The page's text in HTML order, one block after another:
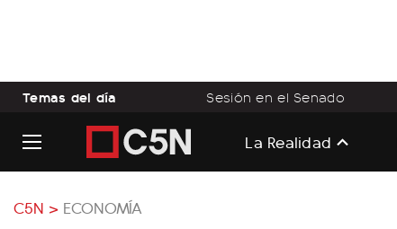
Temas del día Sesión en el Senado
La Realidad
C5N > ECONOMÍA